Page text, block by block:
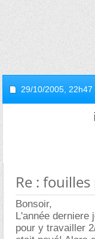
29/10/2005, 22h47
Re :
Bonsoir,
L'année derniere
pour y travailler